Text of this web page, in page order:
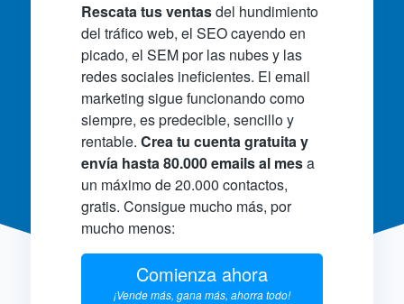
Rescata tus ventasdel hundimiento
del tráfico web, el SEO cayendo en
picado, el SEM por las nubes y las
redes sociales ineficientes. El email
marketing sigue funcionando como
siempre, es predecible, sencillo y
rentable. Crea tu cuenta gratuita y
envía hasta 80.000 emails al mesa
un máximo de 20.000 contactos,
gratis. Consigue mucho más, por
mucho menos:
Comienza ahora
¡Vende más, gana más, ahorra todo!